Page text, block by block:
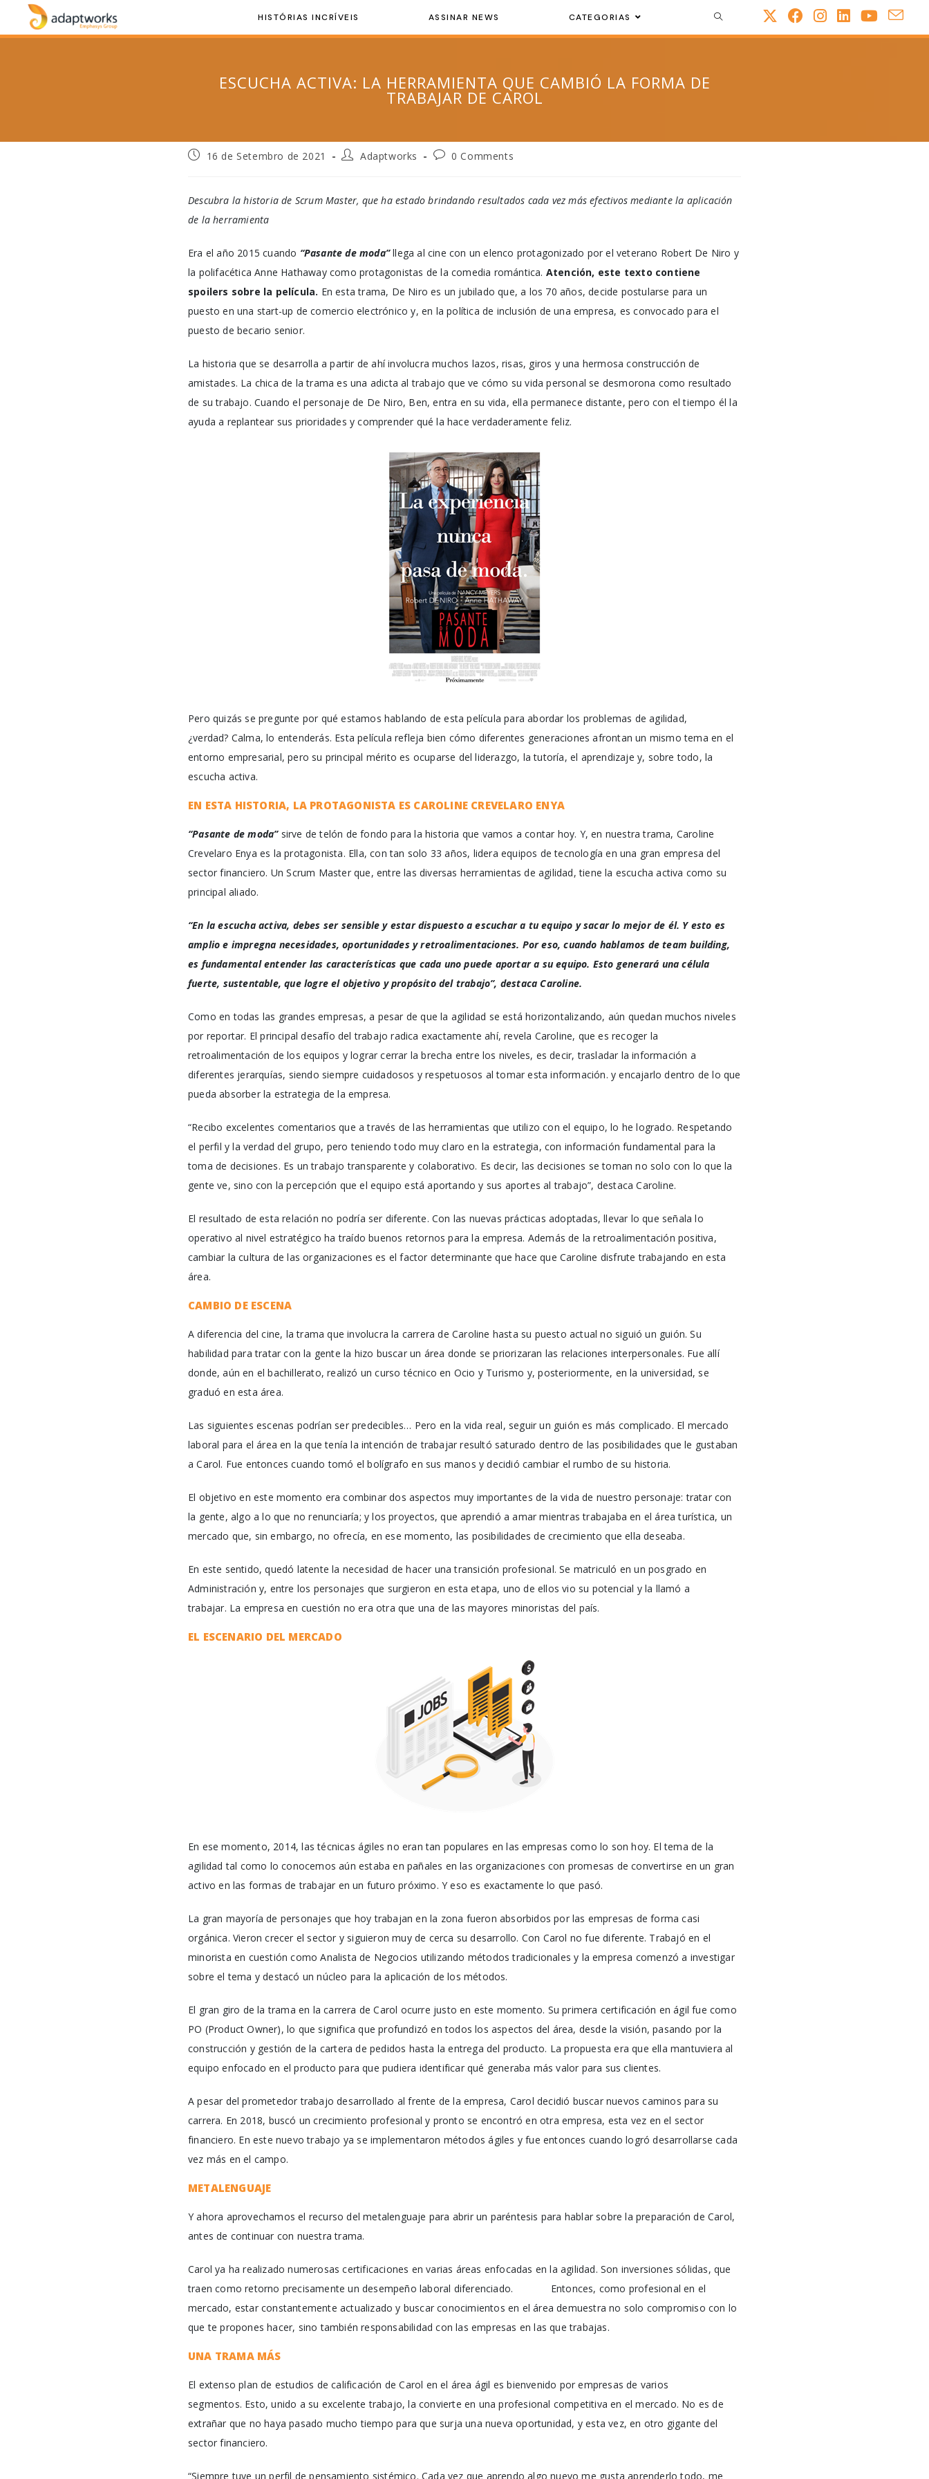
HISTÓRIAS INCRÍVEIS ASSINAR NEWS CATEGORIAS
ESCUCHA ACTIVA: LA HERRAMIENTA QUE CAMBIÓ LA FORMA DE
TRABAJAR DE CAROL
16 de Setembro de 2021 Adaptworks 0 Comments
Descubra la historia de Scrum Master, que ha estado brindando resultados cada vez más efectivos mediante la aplicación
de la herramienta
Era el año 2015 cuando “Pasante de moda”llega al cine con un elenco protagonizado por el veterano Robert De Niro y
la polifacética Anne Hathaway como protagonistas de la comedia romántica. Atención, este texto contiene
spoilers sobre la película. En esta trama, De Niro es un jubilado que, a los 70 años, decide postularse para un
puesto en una start-up de comercio electrónico y, en la política de inclusión de una empresa, es convocado para el
puesto de becario senior.
La historia que se desarrolla a partir de ahí involucra muchos lazos, risas, giros y una hermosa construcción de
amistades. La chica de la trama es una adicta al trabajo que ve cómo su vida personal se desmorona como resultado
de su trabajo. Cuando el personaje de De Niro, Ben, entra en su vida, ella permanece distante, pero con el tiempo él la
ayuda a replantear sus prioridades y comprender qué la hace verdaderamente feliz.
Pero quizás se pregunte por qué estamos hablando de esta película para abordar los problemas de agilidad,
¿verdad? Calma, lo entenderás. Esta película refleja bien cómo diferentes generaciones afrontan un mismo tema en el
entorno empresarial, pero su principal mérito es ocuparse del liderazgo, la tutoría, el aprendizaje y, sobre todo, la
escucha activa.
EN ESTA HISTORIA, LA PROTAGONISTA ES CAROLINE CREVELARO ENYA
“Pasante de moda”sirve de telón de fondo para la historia que vamos a contar hoy. Y, en nuestra trama, Caroline
Crevelaro Enya es la protagonista. Ella, con tan solo 33 años, lidera equipos de tecnología en una gran empresa del
sector financiero. Un Scrum Master que, entre las diversas herramientas de agilidad, tiene la escucha activa como su
principal aliado.
“En la escucha activa, debes ser sensible y estar dispuesto a escuchar a tu equipo y sacar lo mejor de él. Y esto es
amplio e impregna necesidades, oportunidades y retroalimentaciones. Por eso, cuando hablamos de team building,
es fundamental entender las características que cada uno puede aportar a su equipo. Esto generará una célula
fuerte, sustentable, que logre el objetivo y propósito del trabajo”, destaca Caroline.
Como en todas las grandes empresas, a pesar de que la agilidad se está horizontalizando, aún quedan muchos niveles
por reportar. El principal desafío del trabajo radica exactamente ahí, revela Caroline, que es recoger la
retroalimentación de los equipos y lograr cerrar la brecha entre los niveles, es decir, trasladar la información a
diferentes jerarquías, siendo siempre cuidadosos y respetuosos al tomar esta información. y encajarlo dentro de lo que
pueda absorber la estrategia de la empresa.
“Recibo excelentes comentarios que a través de las herramientas que utilizo con el equipo, lo he logrado. Respetando
el perfil y la verdad del grupo, pero teniendo todo muy claro en la estrategia, con información fundamental para la
toma de decisiones. Es un trabajo transparente y colaborativo. Es decir, las decisiones se toman no solo con lo que la
gente ve, sino con la percepción que el equipo está aportando y sus aportes al trabajo”, destaca Caroline.
El resultado de esta relación no podría ser diferente. Con las nuevas prácticas adoptadas, llevar lo que señala lo
operativo al nivel estratégico ha traído buenos retornos para la empresa. Además de la retroalimentación positiva,
cambiar la cultura de las organizaciones es el factor determinante que hace que Caroline disfrute trabajando en esta
área.
CAMBIO DE ESCENA
A diferencia del cine, la trama que involucra la carrera de Caroline hasta su puesto actual no siguió un guión. Su
habilidad para tratar con la gente la hizo buscar un área donde se priorizaran las relaciones interpersonales. Fue allí
donde, aún en el bachillerato, realizó un curso técnico en Ocio y Turismo y, posteriormente, en la universidad, se
graduó en esta área.
Las siguientes escenas podrían ser predecibles… Pero en la vida real, seguir un guión es más complicado. El mercado
laboral para el área en la que tenía la intención de trabajar resultó saturado dentro de las posibilidades que le gustaban
a Carol. Fue entonces cuando tomó el bolígrafo en sus manos y decidió cambiar el rumbo de su historia.
El objetivo en este momento era combinar dos aspectos muy importantes de la vida de nuestro personaje: tratar con
la gente, algo a lo que no renunciaría; y los proyectos, que aprendió a amar mientras trabajaba en el área turística, un
mercado que, sin embargo, no ofrecía, en ese momento, las posibilidades de crecimiento que ella deseaba.
En este sentido, quedó latente la necesidad de hacer una transición profesional. Se matriculó en un posgrado en
Administración y, entre los personajes que surgieron en esta etapa, uno de ellos vio su potencial y la llamó a
trabajar. La empresa en cuestión no era otra que una de las mayores minoristas del país.
EL ESCENARIO DEL MERCADO
En ese momento, 2014, las técnicas ágiles no eran tan populares en las empresas como lo son hoy. El tema de la
agilidad tal como lo conocemos aún estaba en pañales en las organizaciones con promesas de convertirse en un gran
activo en las formas de trabajar en un futuro próximo. Y eso es exactamente lo que pasó.
La gran mayoría de personajes que hoy trabajan en la zona fueron absorbidos por las empresas de forma casi
orgánica. Vieron crecer el sector y siguieron muy de cerca su desarrollo. Con Carol no fue diferente. Trabajó en el
minorista en cuestión como Analista de Negocios utilizando métodos tradicionales y la empresa comenzó a investigar
sobre el tema y destacó un núcleo para la aplicación de los métodos.
El gran giro de la trama en la carrera de Carol ocurre justo en este momento. Su primera certificación en ágil fue como
PO (Product Owner), lo que significa que profundizó en todos los aspectos del área, desde la visión, pasando por la
construcción y gestión de la cartera de pedidos hasta la entrega del producto. La propuesta era que ella mantuviera al
equipo enfocado en el producto para que pudiera identificar qué generaba más valor para sus clientes.
A pesar del prometedor trabajo desarrollado al frente de la empresa, Carol decidió buscar nuevos caminos para su
carrera. En 2018, buscó un crecimiento profesional y pronto se encontró en otra empresa, esta vez en el sector
financiero. En este nuevo trabajo ya se implementaron métodos ágiles y fue entonces cuando logró desarrollarse cada
vez más en el campo.
METALENGUAJE
Y ahora aprovechamos el recurso del metalenguaje para abrir un paréntesis para hablar sobre la preparación de Carol,
antes de continuar con nuestra trama.
Carol ya ha realizado numerosas certificaciones en varias áreas enfocadas en la agilidad. Son inversiones sólidas, que
traen como retorno precisamente un desempeño laboral diferenciado. Entonces, como profesional en el
mercado, estar constantemente actualizado y buscar conocimientos en el área demuestra no solo compromiso con lo
que te propones hacer, sino también responsabilidad con las empresas en las que trabajas.
UNA TRAMA MÁS
El extenso plan de estudios de calificación de Carol en el área ágil es bienvenido por empresas de varios
segmentos. Esto, unido a su excelente trabajo, la convierte en una profesional competitiva en el mercado. No es de
extrañar que no haya pasado mucho tiempo para que surja una nueva oportunidad, y esta vez, en otro gigante del
sector financiero.
“Siempre tuve un perfil de pensamiento sistémico. Cada vez que aprendo algo nuevo me gusta aprenderlo todo, me